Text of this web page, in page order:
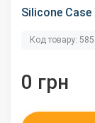
Silicone Case
Код товару:
0 грн